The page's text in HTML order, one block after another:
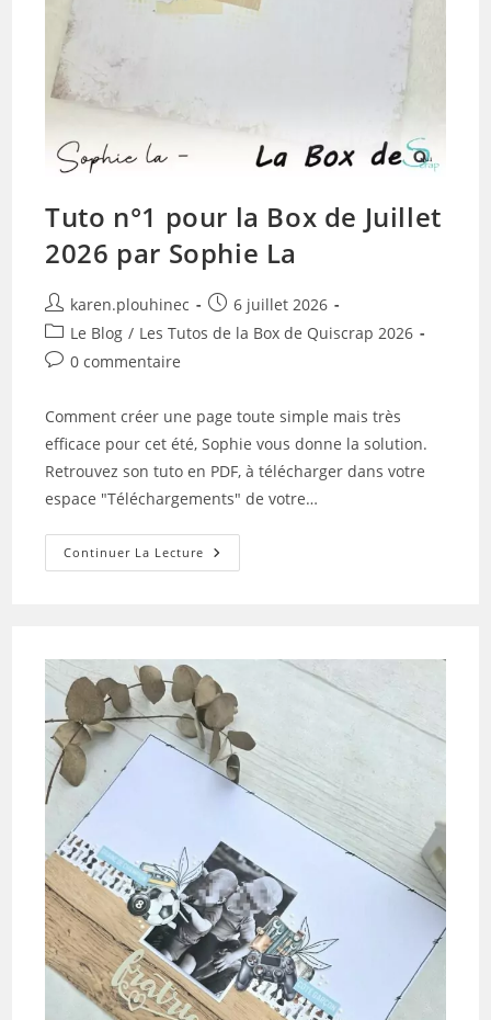
Tuto n°1 pour la Box de Juillet
2026 par Sophie La
Auteur/autrice
de
la
publication :
karen.plouhinec
Publication
publiée :
6 juillet 2026
Post
category:
Le Blog / Les Tutos de la Box de Quiscrap 2026
Commentaires
la
0 commentaire
Comment créer une page toute simple mais très
efficace pour cet été, Sophie vous donne la solution.
Retrouvez son tuto en PDF, à télécharger dans votre
espace "Téléchargements" de votre…
Continuer La Lecture Tuto
N°1
2026
Par
Sophie
La